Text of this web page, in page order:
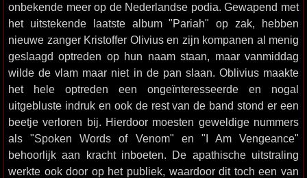
onbekende meer op de Nederlandse podia. Gewapend met
het uitstekende laatste album "Pariah" op zak, hebben
nieuwe zanger Kristoffer Olivius en zijn kompanen al menig
geslaagd optreden op hun naam staan, maar vanmiddag
wilde de vlam maar niet in de pan slaan. Oblivius maakte
het hele optreden een ongeïnteresseerde en nogal
uitgebluste indruk en ook de rest van de band stond er een
beetje verloren bij. Hierdoor moesten geweldige nummers
als "Spoken Words of Venom" en "I Am Vengeance"
behoorlijk aan kracht inboeten. De apathische uitstraling
werkte ook door op het publiek, waardoor dit toch een van